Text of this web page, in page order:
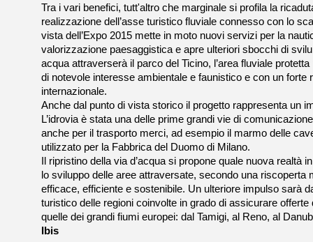
Tra i vari benefici, tutt'altro che marginale si profila la
realizzazione dell’asse turistico fluviale connesso con lo
vista dell’Expo 2015 mette in moto nuovi servizi per la
valorizzazione paesaggistica e apre ulteriori sbocchi di
acqua attraverserà il parco del Ticino, l’area fluviale
di notevole interesse ambientale e faunistico e con un forte
internazionale.
Anche dal punto di vista storico il progetto rappresenta un
L’idrovia è stata una delle prime grandi vie di
anche per il trasporto merci, ad esempio il marmo delle
utilizzato per la Fabbrica del Duomo di Milano.
Il ripristino della via d’acqua si propone quale nuova realtà
lo sviluppo delle aree attraversate, secondo una riscoperta
efficace, efficiente e sostenibile. Un ulteriore impulso sarà
turistico delle regioni coinvolte in grado di assicurare offerte
quelle dei grandi fiumi europei: dal Tamigi, al Reno, al
Ibis